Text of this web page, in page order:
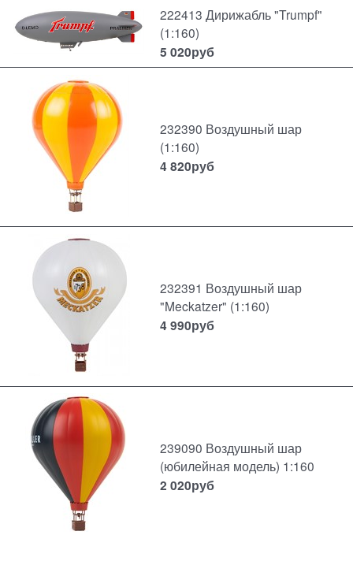
222413 Дирижабль "Trumpf"
(1:160)
5 020руб
232390 Воздушный шар
(1:160)
4 820руб
232391 Воздушный шар
"Meckatzer" (1:160)
4 990руб
239090 Воздушный шар
(юбилейная модель) 1:160
2 020руб